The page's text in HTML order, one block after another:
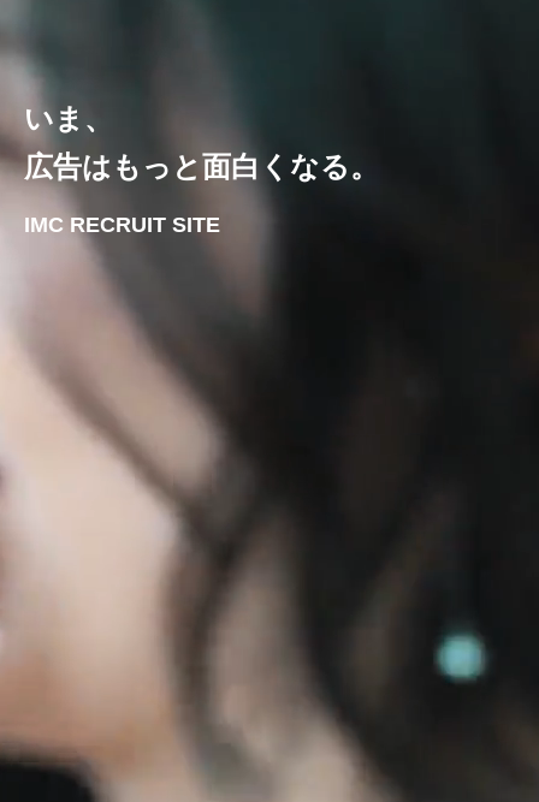
いま、
広告はもっと面白くなる。
IMC RECRUIT SITE